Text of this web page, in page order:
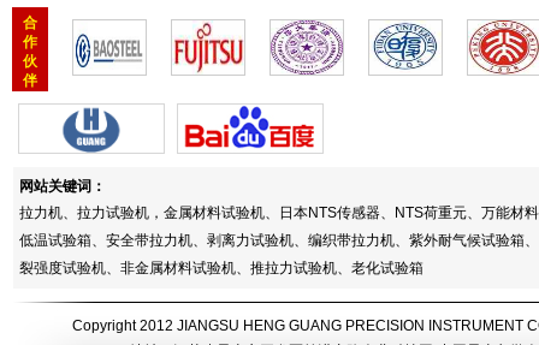
合
作
伙
伴
网站关键词：
拉力机、拉力试验机，金属材料试验机、日本NTS传感器、NTS荷重元、万能
低温试验箱、安全带拉力机、剥离力试验机、编织带拉力机、紫外耐气候试验
裂强度试验机、非金属材料试验机、推拉力试验机、老化试验箱
Copyright 2012 JIANGSU HENG GUANG PRECISION INSTRUMENT